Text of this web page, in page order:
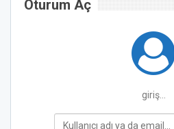
Oturum Aç
giriş...